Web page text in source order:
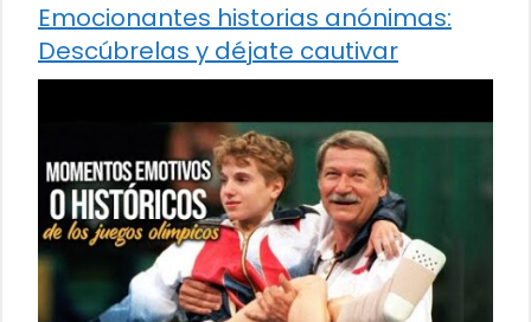
Emocionantes historias anónimas:
Descúbrelas y déjate cautivar